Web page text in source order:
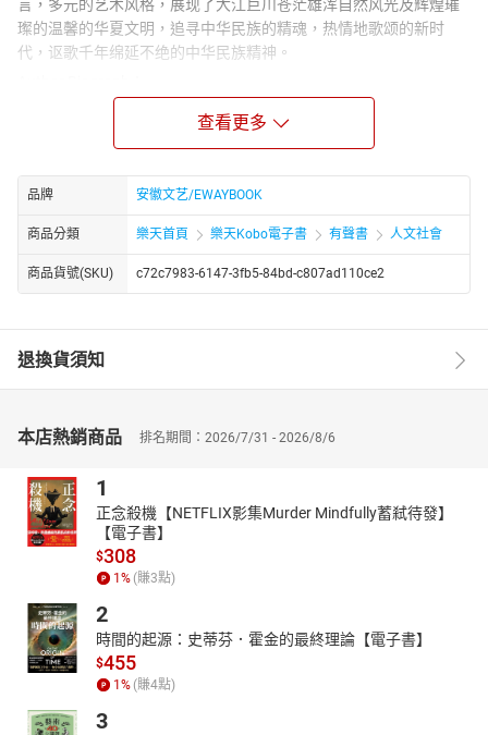
言，多元的艺术风格，展现了大江巨川苍茫雄浑自然风光及辉煌璀
璨的温馨的华夏文明，追寻中华民族的精魂，热情地歌颂的新时
代，讴歌千年绵延不绝的中华民族精神。
郭保林，山东冠县人，是中国作家协会、中国报告文学学会会员，
还担任中国散文学会理事等职 。他创作颇丰，著有散文集《青春的
森》《谔谔国士傅斯年》等。其作品屡获殊荣，《高原雪魂 —— 孔
繁森》获中宣部 “五个一工程” 奖，多部作品入围鲁迅文学奖，获冰
心散文奖等。
查看更多
品牌 安徽文艺/EWAYBOOK
商品分類 樂天首頁 樂天Kobo電子書 有聲書 人文社會
商品貨號(SKU) c72c7983-6147-3fb5-84bd-c807ad110ce2
退換貨須知
本店熱銷商品 排名期間：2026/7/31 - 2026/8/6
1
正念殺機【NETFLIX影集Murder Mindfully蓄弒待發】
【電子書】
$308
1 % (賺3點)
2
時間的起源：史蒂芬．霍金的最終理論【電子書】
$455
1 % (賺4點)
3